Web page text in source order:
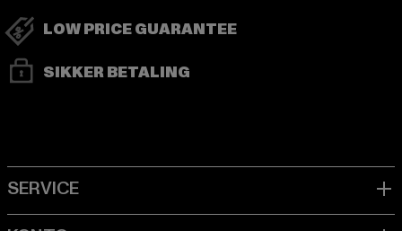
LOW PRICE GUARANTEE
SIKKER BETALING